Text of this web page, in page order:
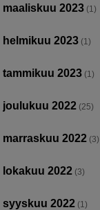
maaliskuu 2023 (1)
helmikuu 2023 (1)
tammikuu 2023 (1)
joulukuu 2022 (25)
marraskuu 2022 (3)
lokakuu 2022 (3)
syyskuu 2022 (1)